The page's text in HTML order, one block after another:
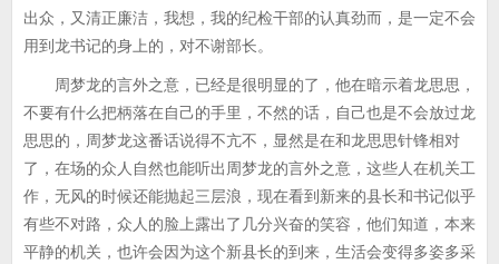
出众，又清正廉洁，我想，我的纪检干部的认真劲而，是一定不会
用到龙书记的身上的，对不谢部长。
周梦龙的言外之意，已经是很明显的了，他在暗示着龙思思，
不要有什么把柄落在自己的手里，不然的话，自己也是不会放过龙
思思的，周梦龙这番话说得不亢不，显然是在和龙思思针锋相对
了，在场的众人自然也能听出周梦龙的言外之意，这些人在机关工
作，无风的时候还能抛起三层浪，现在看到新来的县长和书记似乎
有些不对路，众人的脸上露出了几分兴奋的笑容，他们知道，本来
平静的机关，也许会因为这个新县长的到来，生活会变得多姿多采